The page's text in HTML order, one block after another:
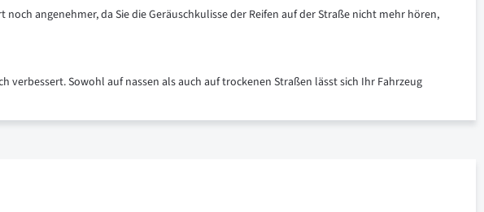
angenehmer, da Sie die Geräuschkulisse der Reifen auf der Straße nicht mehr hören,
Sowohl auf nassen als auch auf trockenen Straßen lässt sich Ihr Fahrzeug